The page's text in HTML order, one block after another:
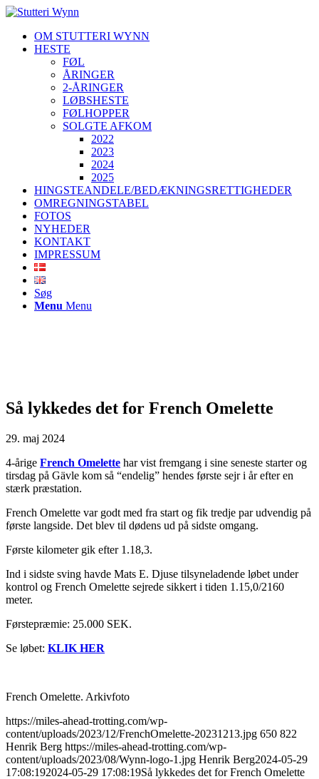
OM STUTTERI WYNN
HESTE
FØL
ÅRINGER
2-ÅRINGER
LØBSHESTE
FØLHOPPER
SOLGTE AFKOM
2022
2023
2024
2025
HINGSTEANDELE/BEDÆKNINGSRETTIGHEDER
OMREGNINGSTABEL
FOTOS
NYHEDER
KONTAKT
IMPRESSUM
Søg
Menu Menu
Så lykkedes det for French Omelette
29. maj 2024
4-årige French Omelette har vist fremgang i sine seneste starter og
tirsdag på Gävle kom så “endelig” hendes første sejr i år efter en
stærk præstation.
French Omelette var godt med fra start og fik tredje par udvendig på
første langside. Det blev til dødens ud på sidste omgang.
Første kilometer gik efter 1.18,3.
Ind i sidste sving havde Mats E. Djuse tilsyneladende løbet under
kontrol og French Omelette sejrede sikkert i tiden 1.15,0/2160
meter.
Førstepræmie: 25.000 SEK.
Se løbet: KLIK HER
French Omelette. Arkivfoto
https://miles-ahead-trotting.com/wp-
content/uploads/2023/12/FrenchOmelette-20231213.jpg 650 822
Henrik Berg https://miles-ahead-trotting.com/wp-
content/uploads/2023/08/Wynn-logo-1.jpg Henrik Berg2024-05-29
17:08:192024-05-29 17:08:19Så lykkedes det for French Omelette